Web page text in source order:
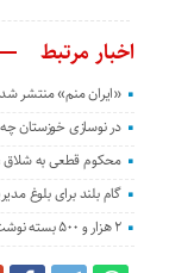
اخبار مرتبط
«ایران منم» منتشر
در نوسازی خوزستان
محکوم قطعی به شلاق ،
گام بلند برای بلوغ
۲ هزار و ۵۰۰ بسته نوشت‌افزار به دانش‌آموزان خوزستان رسید